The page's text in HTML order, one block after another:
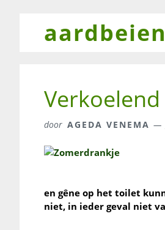
aardbeien
door AGEDA VENEMA
en gêne op het toilet
niet, in ieder geval niet